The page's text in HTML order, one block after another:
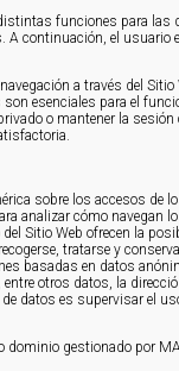
funciones para
A continuación, el
a través del
esenciales para el
o mantener la
sobre los accesos
analizar cómo
Sitio Web ofrecen la
tratarse y
basadas en datos
otros datos, la
datos es supervisar el
gestionado por